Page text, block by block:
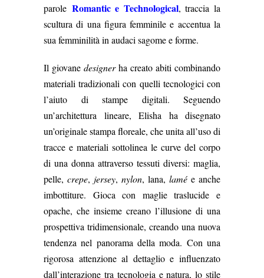
parole Romantic e Technological, traccia la
scultura di una figura femminile e accentua la
sua femminilità in audaci sagome e forme.
Il giovane designerha creato abiti combinando
materiali tradizionali con quelli tecnologici con
l’aiuto di stampe digitali. Seguendo
un’architettura lineare, Elisha ha disegnato
un’originale stampa floreale, che unita all’uso di
tracce e materiali sottolinea le curve del corpo
di una donna attraverso tessuti diversi: maglia,
pelle, crepe, jersey, nylon, lana, lamé e anche
imbottiture. Gioca con maglie traslucide e
opache, che insieme creano l’illusione di una
prospettiva tridimensionale, creando una nuova
tendenza nel panorama della moda. Con una
rigorosa attenzione al dettaglio e influenzato
dall’interazione tra tecnologia e natura, lo stile